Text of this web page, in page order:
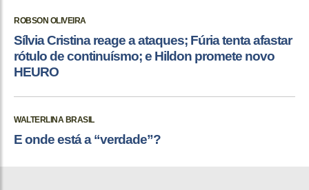
ROBSON OLIVEIRA
Sílvia Cristina reage a ataques; Fúria tenta afastar
rótulo de continuísmo; e Hildon promete novo
HEURO
WALTERLINA BRASIL
E onde está a “verdade”?